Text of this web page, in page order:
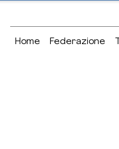
Home Federazione